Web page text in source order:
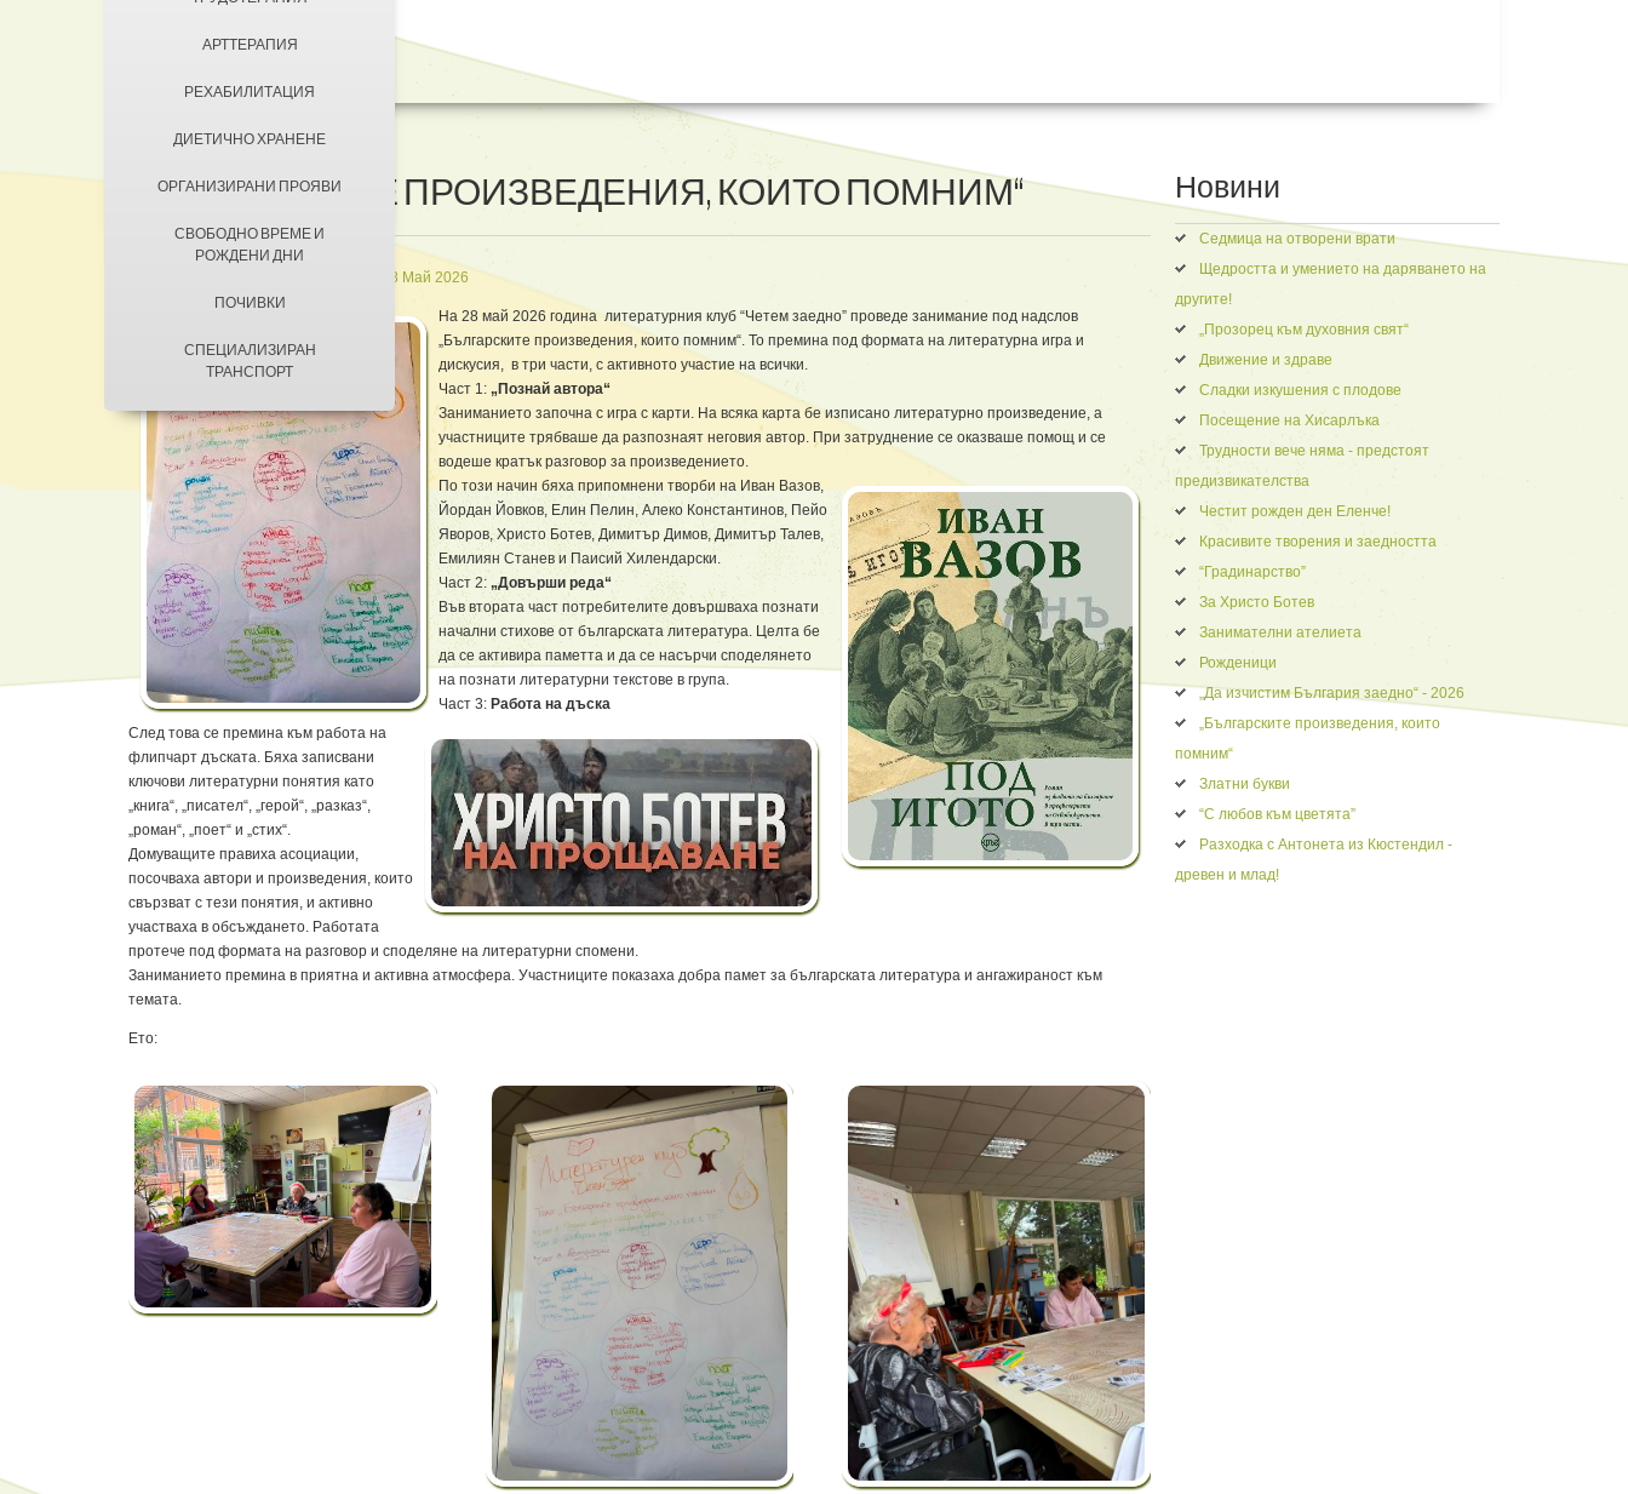
ЗА КЮСТЕНДИЛ
НАСТАНЯВАНЕ
УСЛОВИЯ ЗА ПРЕБИВАВАНЕ
ТАКСИ ЗА ПРЕБИВАВАНЕ
АРТТЕРАПИЯ
РЕХАБИЛИТАЦИЯ
ДИЕТИЧНО ХРАНЕНЕ
ОРГАНИЗИРАНИ ПРОЯВИ
СВОБОДНО ВРЕМЕ И
РОЖДЕНИ ДНИ
ПОЧИВКИ
СПЕЦИАЛИЗИРАН
ТРАНСПОРТ
КОНТАКТИ
„БЪЛГАРСКИТЕ ПРОИЗВЕДЕНИЯ, КОИТО ПОМНИМ“
Създадена на 28 Май 2026
На 28 май 2026 година литературния клуб “Четем заедно” проведе занимание под надслов
„Българските произведения, които помним“. То премина под формата на литературна игра и
дискусия, в три части, с активното участие на всички.
Част 1: „Познай автора“
Заниманието започна с игра с карти. На всяка карта бе изписано литературно произведение, а
участниците трябваше да разпознаят неговия автор. При затруднение се оказваше помощ и се
водеше кратък разговор за произведението.
По този начин бяха припомнени творби на Иван Вазов,
Йордан Йовков, Елин Пелин, Алеко Константинов, Пейо
Яворов, Христо Ботев, Димитър Димов, Димитър Талев,
Емилиян Станев и Паисий Хилендарски.
Част 2: „Довърши реда“
Във втората част потребителите довършваха познати
начални стихове от българската литература. Целта бе
да се активира паметта и да се насърчи споделянето
на познати литературни текстове в група.
Част 3: Работа на дъска
След това се премина към работа на
флипчарт дъската. Бяха записвани
ключови литературни понятия като
„книга“, „писател“, „герой“, „разказ“,
„роман“, „поет“ и „стих“.
Домуващите правиха асоциации,
посочваха автори и произведения, които
свързват с тези понятия, и активно
участваха в обсъждането. Работата
протече под формата на разговор и споделяне на литературни спомени.
Заниманието премина в приятна и активна атмосфера. Участниците показаха добра памет за българската литература и ангажираност към
темата.
Ето:
Новини
Седмица на отворени врати
Щедростта и умението на даряването на
другите!
„Прозорец към духовния свят“
Движение и здраве
Сладки изкушения с плодове
Посещение на Хисарлъка
Трудности вече няма - предстоят
предизвикателства
Честит рожден ден Еленче!
Красивите творения и заедността
“Градинарство”
За Христо Ботев
Занимателни ателиета
Рожденици
„Да изчистим България заедно“ - 2026
„Българските произведения, които
помним“
Златни букви
“С любов към цветята”
Разходка с Антонета из Кюстендил -
древен и млад!